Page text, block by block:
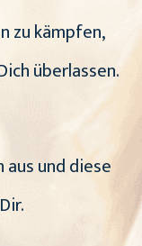
zu kämpfen,
überlassen.
aus und diese